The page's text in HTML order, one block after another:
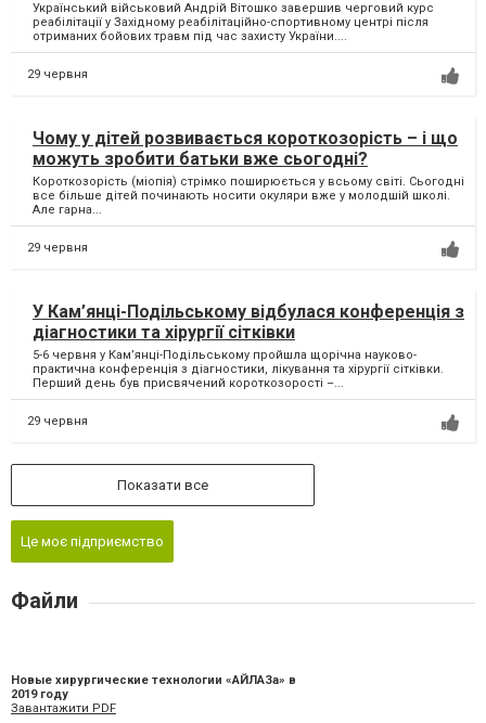
Український військовий Андрій Вітошко завершив черговий курс
реабілітації у Західному реабілітаційно-спортивному центрі після
отриманих бойових травм під час захисту України....
29 червня
Чому у дітей розвивається короткозорість – і що
можуть зробити батьки вже сьогодні?
Короткозорість (міопія) стрімко поширюється у всьому світі. Сьогодні
все більше дітей починають носити окуляри вже у молодшій школі.
Але гарна...
29 червня
У Кам’янці-Подільському відбулася конференція з
діагностики та хірургії сітківки
5-6 червня у Кам’янці-Подільському пройшла щорічна науково-
практична конференція з діагностики, лікування та хірургії сітківки.
Перший день був присвячений короткозорості –...
29 червня
Показати все
Це моє підприємство
Файли
Новые хирургические технологии «АЙЛАЗа» в
2019 году
Завантажити PDF